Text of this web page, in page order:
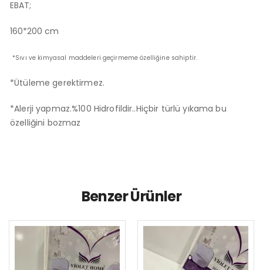
EBAT;
160*200 cm
*Sıvı ve kimyasal maddeleri geçirmeme özelliğine sahiptir.
*Ütüleme gerektirmez.
*Alerji yapmaz.%100 Hidrofildir..Hiçbir türlü yıkama bu
özelliğini bozmaz
Benzer Ürünler